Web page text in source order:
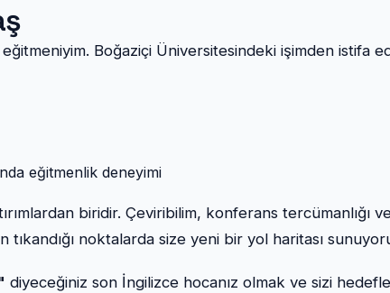
Boğaziçi Üniversitesindeki işimden istifa
eğitmenlik deneyimi
biridir. Çeviribilim, konferans tercümanlığı
noktalarda size yeni bir yol haritası
diyeceğiniz son İngilizce hocanız olmak ve sizi